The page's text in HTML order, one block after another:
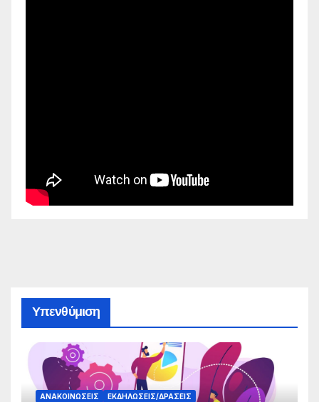
Υπενθύμιση
ΑΝΑΚΟΙΝΏΣΕΙΣ ΕΚΔΗΛΏΣΕΙΣ/ΔΡΆΣΕΙΣ